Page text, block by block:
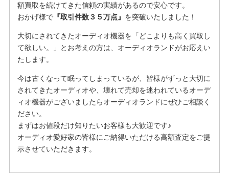
額買取を続けてきた信頼の実績があるので安心です。
おかげ様で『取引件数３５万点』 を突破いたしました！
大切にされてきたオーディオ機器を「どこよりも高く買取し
て欲しい。」とお考えの方は、オーディオランドがお応えい
たします。
今は古くなって眠ってしまっているが、皆様がずっと大切に
されてきたオーディオや、壊れて売却を迷われているオーデ
ィオ機器がございましたらオーディオランドにぜひご相談く
ださい。
まずはお値段だけ知りたいお客様も大歓迎です♪
オーディオ愛好家の皆様にご納得いただける高額査定をご提
示させていただきます。